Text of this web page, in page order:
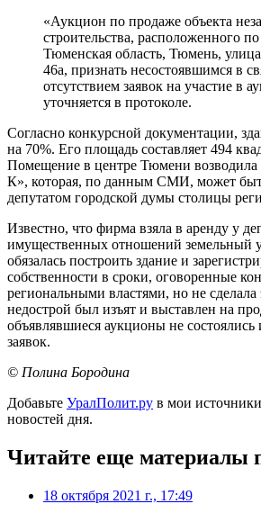
«Аукцион по продаже объекта
строительства, расположенного по
Тюменская область, Тюмень,
46а, признать несостоявшимся в
отсутствием заявок на участие в
уточняется в протоколе.
Согласно конкурсной документации,
на 70%. Его площадь составляет 494
Помещение в центре Тюмени возводила
К», которая, по данным СМИ, может
депутатом городской думы столицы
Известно, что фирма взяла в аренду у
имущественных отношений земельный
обязалась построить здание и
собственности в сроки, оговоренные
региональными властями, но не сделала
недострой был изъят и выставлен на
объявлявшиеся аукционы не состоялись
заявок.
© Полина Бородина
Добавьте УралПолит.ру в мои
новостей дня.
Читайте еще материалы
18 октября 2021 г., 17:49